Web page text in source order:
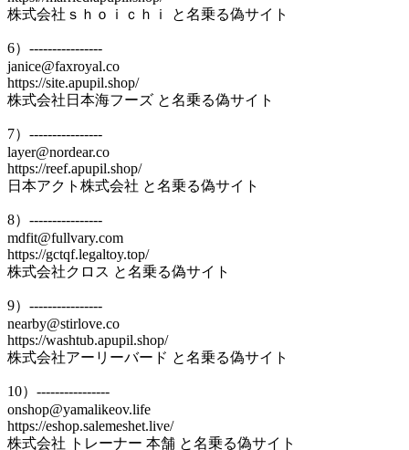
株式会社ｓｈｏｉｃｈｉ と名乗る偽サイト
6）----------------
janice@faxroyal.co
https://site.apupil.shop/
株式会社日本海フーズ と名乗る偽サイト
7）----------------
layer@nordear.co
https://reef.apupil.shop/
日本アクト株式会社 と名乗る偽サイト
8）----------------
mdfit@fullvary.com
https://gctqf.legaltoy.top/
株式会社クロス と名乗る偽サイト
9）----------------
nearby@stirlove.co
https://washtub.apupil.shop/
株式会社アーリーバード と名乗る偽サイト
10）----------------
onshop@yamalikeov.life
https://eshop.salemeshet.live/
株式会社 トレーナー 本舗 と名乗る偽サイト